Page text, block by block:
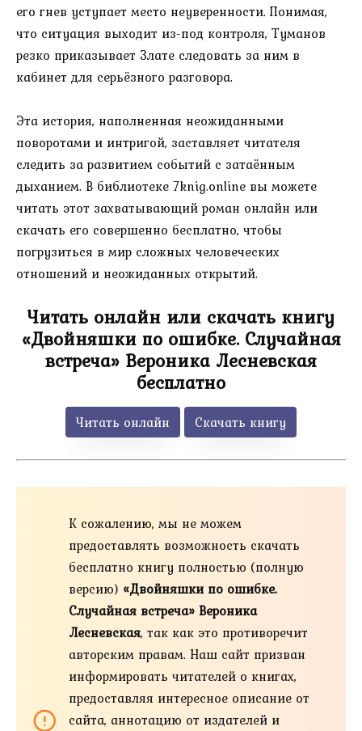
его гнев уступает место неуверенности. Понимая,
что ситуация выходит из-под контроля, Туманов
резко приказывает Злате следовать за ним в
кабинет для серьёзного разговора.
Эта история, наполненная неожиданными
поворотами и интригой, заставляет читателя
следить за развитием событий с затаённым
дыханием. В библиотеке 7knig.online вы можете
читать этот захватывающий роман онлайн или
скачать его совершенно бесплатно, чтобы
погрузиться в мир сложных человеческих
отношений и неожиданных открытий.
Читать онлайн или скачать книгу
«Двойняшки по ошибке. Случайная
встреча» Вероника Лесневская
бесплатно
Читать онлайн Скачать книгу
К сожалению, мы не можем
предоставлять возможность скачать
бесплатно книгу полностью (полную
версию) «Двойняшки по ошибке.
Случайная встреча» Вероника
Лесневская, так как это противоречит
авторским правам. Наш сайт призван
информировать читателей о книгах,
предоставляя интересное описание от
сайта, аннотацию от издателей и